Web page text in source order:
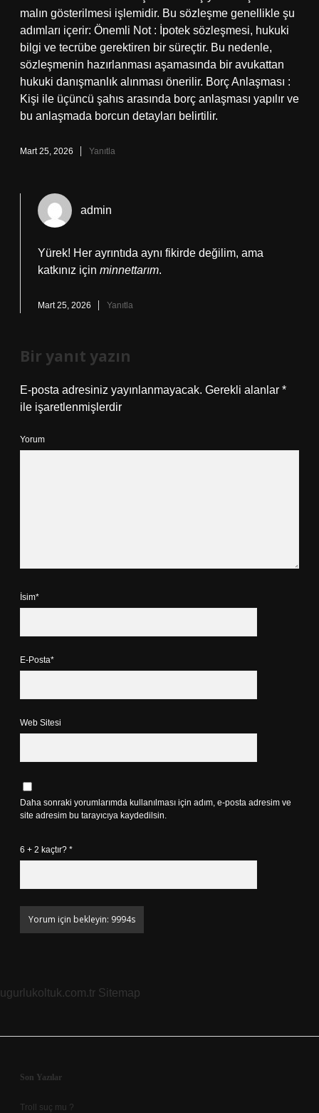
malın gösterilmesi işlemidir. Bu sözleşme genellikle şu
adımları içerir: Önemli Not : İpotek sözleşmesi, hukuki
bilgi ve tecrübe gerektiren bir süreçtir. Bu nedenle,
sözleşmenin hazırlanması aşamasında bir avukattan
hukuki danışmanlık alınması önerilir. Borç Anlaşması :
Kişi ile üçüncü şahıs arasında borç anlaşması yapılır ve
bu anlaşmada borcun detayları belirtilir.
Mart 25, 2026 Yanıtla
admin
Yürek! Her ayrıntıda aynı fikirde değilim, ama
katkınız için minnettarım.
Mart 25, 2026 Yanıtla
Bir yanıt yazın
E-posta adresiniz yayınlanmayacak. Gerekli alanlar *
ile işaretlenmişlerdir
Yorum
İsim*
E-Posta*
Web Sitesi
Daha sonraki yorumlarımda kullanılması için adım, e-posta adresim ve
site adresim bu tarayıcıya kaydedilsin.
6 + 2 kaçtır? *
ugurlukoltuk.com.tr Sitemap
Sidebar
Son Yazılar
Troll suç mu ?